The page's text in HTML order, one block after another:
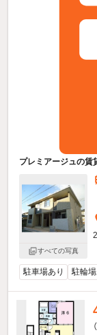
プレミアージュの賃
すべての写真
駐車場あり 駐輪場